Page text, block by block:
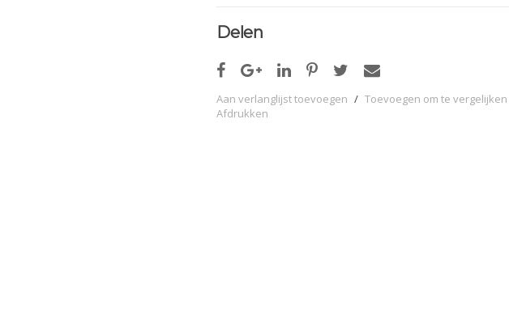
Delen
Aan verlanglijst toevoegen / Toevoegen om te vergelijken
Afdrukken